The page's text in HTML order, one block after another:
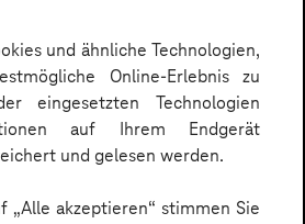
und ähnliche Technologien,
Online-Erlebnis zu
eingesetzten Technologien
auf Ihrem Endgerät
und gelesen werden.
„Alle akzeptieren“ stimmen Sie
mehr als Chatbots: Sie
entlang der gesamten
schaffen messbaren Business
konkrete Use Cases,
Mittelstand sowie
zu EU AI Act und DSGVO –
Priorisierungsframework